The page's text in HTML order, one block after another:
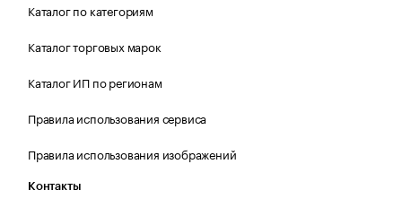
Каталог по категориям
Каталог торговых марок
Каталог ИП по регионам
Правила использования сервиса
Правила использования изображений
Контакты